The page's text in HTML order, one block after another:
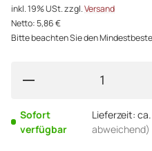
inkl. 19% USt. zzgl.Versand
Netto: 5,86 €
Bitte beachten Sie den
Sofort
verfügbar
Lieferzeit:
abweichend)